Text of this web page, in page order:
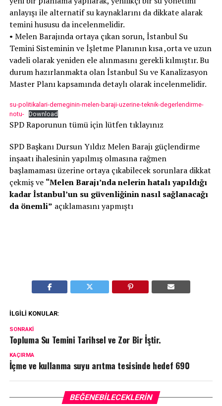
anlayışı ile alternatif su kaynaklarını da dikkate alarak
temini hususu da incelenmelidir.
• Melen Barajında ortaya çıkan sorun, İstanbul Su
Temini Sisteminin ve İşletme Planının kısa ,orta ve uzun
vadeli olarak yeniden ele alınmasını gerekli kılmıştır. Bu
durum hazırlanmakta olan İstanbul Su ve Kanalizasyon
Master Planı kapsamında detaylı olarak incelenmelidir.
su-politikalari-derneginin-melen-baraji-uzerine-teknik-degerlendirme-
notu-
Download
SPD Raporunun tümü için lütfen tıklayınız
SPD Başkanı Dursun Yıldız Melen Barajı güçlendirme
inşaatı ihalesinin yapılmış olmasına rağmen
başlamaması üzerine ortaya çıkabilecek sorunlara dikkat
çekmiş ve “Melen Barajı’nda nelerin hatalı yapıldığı
kadar İstanbul’un su güvenliğinin nasıl sağlanacağı
da önemli” açıklamasını yapmıştı
İLGILI KONULAR:
SONRAKI
Topluma Su Temini Tarihsel ve Zor Bir İştir.
KAÇIRMA
İçme ve kullanma suyu arıtma tesisinde hedef 690
BEĞENEBILECEKLERIN